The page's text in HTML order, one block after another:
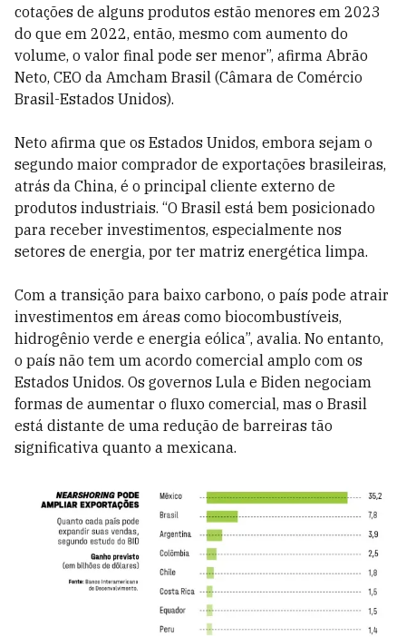
cotações de alguns produtos estão menores em 2023
do que em 2022, então, mesmo com aumento do
volume, o valor final pode ser menor”, afirma Abrão
Neto, CEO da Amcham Brasil (Câmara de Comércio
Brasil-Estados Unidos).
Neto afirma que os Estados Unidos, embora sejam o
segundo maior comprador de exportações brasileiras,
atrás da China, é o principal cliente externo de
produtos industriais. “O Brasil está bem posicionado
para receber investimentos, especialmente nos
setores de energia, por ter matriz energética limpa.
Com a transição para baixo carbono, o país pode atrair
investimentos em áreas como biocombustíveis,
hidrogênio verde e energia eólica”, avalia. No entanto,
o país não tem um acordo comercial amplo com os
Estados Unidos. Os governos Lula e Biden negociam
formas de aumentar o fluxo comercial, mas o Brasil
está distante de uma redução de barreiras tão
significativa quanto a mexicana.